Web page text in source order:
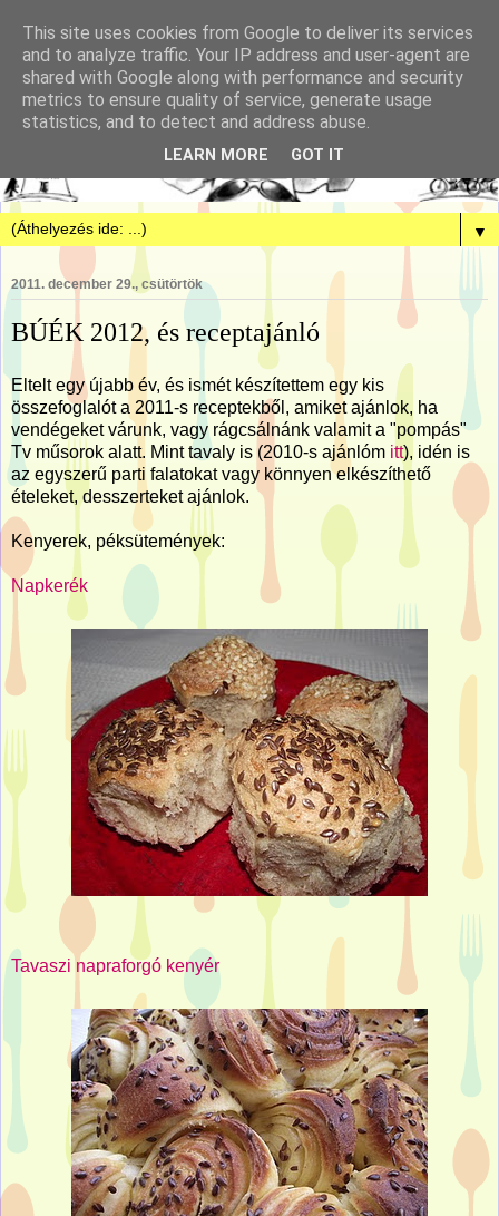
▼
2011. december 29., csütörtök
BÚÉK 2012, és receptajánló
Eltelt egy újabb év, és ismét készítettem egy kis
összefoglalót a 2011-s receptekből, amiket ajánlok, ha
vendégeket várunk, vagy rágcsálnánk valamit a "pompás"
Tv műsorok alatt. Mint tavaly is (2010-s ajánlóm itt), idén is
az egyszerű parti falatokat vagy könnyen elkészíthető
ételeket, desszerteket ajánlok.
Kenyerek, péksütemények:
Napkerék
Tavaszi napraforgó kenyér
This site uses cookies from Google to deliver its services
and to analyze traffic. Your IP address and user-agent are
shared with Google along with performance and security
metrics to ensure quality of service, generate usage
statistics, and to detect and address abuse.
LEARN MORE GOT IT